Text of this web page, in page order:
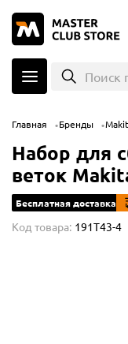
Поиск
Главная Бренды
Набор для
веток
Бесплатная доставка
Код товара: 191T43-4